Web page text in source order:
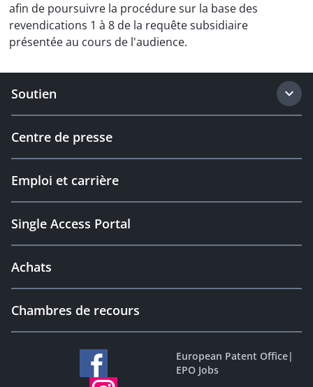
afin de poursuivre la procédure sur la base des
revendications 1 à 8 de la requête subsidiaire
présentée au cours de l'audience.
Soutien
Centre de presse
Emploi et carrière
Single Access Portal
Achats
Chambres de recours
European Patent Office|
EPO Jobs